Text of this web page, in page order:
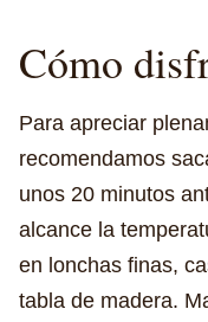
Cómo
Para apreciar
recomendamos
unos 20 minutos
alcance la
en lonchas finas,
tabla de madera.